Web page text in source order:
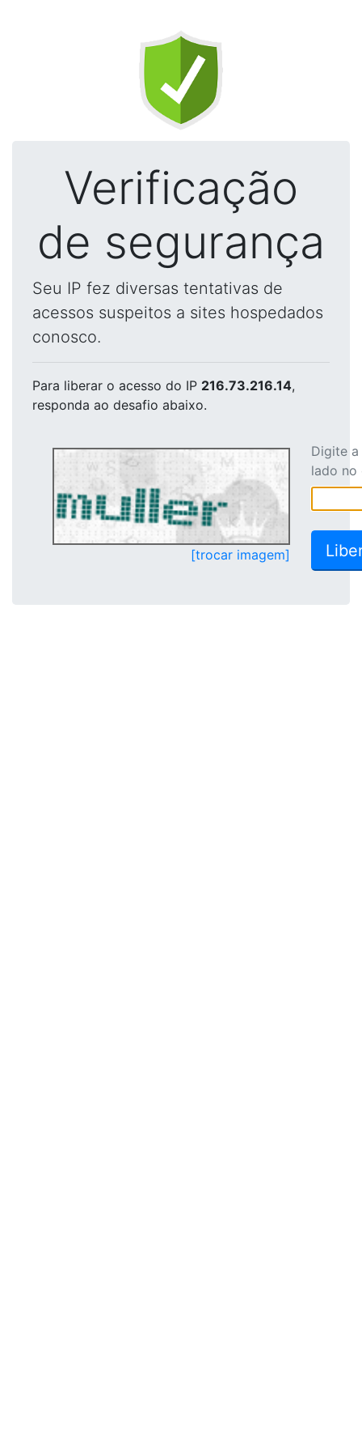
Verificação
de segurança
Seu IP fez diversas tentativas de
acessos suspeitos a sites hospedados
conosco.
Para liberar o acesso do IP 216.73.216.14,
responda ao desafio abaixo.
[trocar imagem]
Digite
lado no